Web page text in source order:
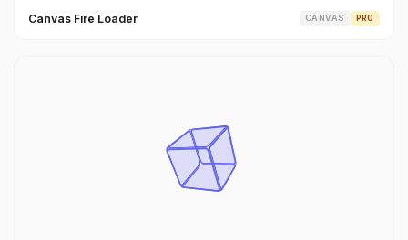
Canvas Fire Loader CANVAS PRO